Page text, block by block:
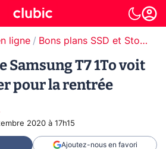
ligne Bons plans SSD et Stockage
Samsung T7 1To voit
pour la rentrée
2020 à 17h15
Ajoutez-nous en favori